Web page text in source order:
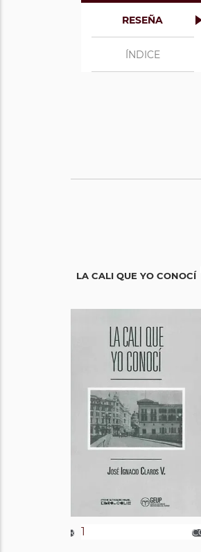
RESEÑA
ÍNDICE
LA CALI QUE YO CONOCÍ